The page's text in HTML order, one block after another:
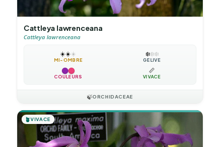
Cattleya lawrenceana
Cattleya lawrenceana
☀️☀️☀️
MI-OMBRE
❄️❄️❄️
GÉLIVE
COULEURS
📏
VIVACE
🍃ORCHIDACEAE
🪴VIVACE